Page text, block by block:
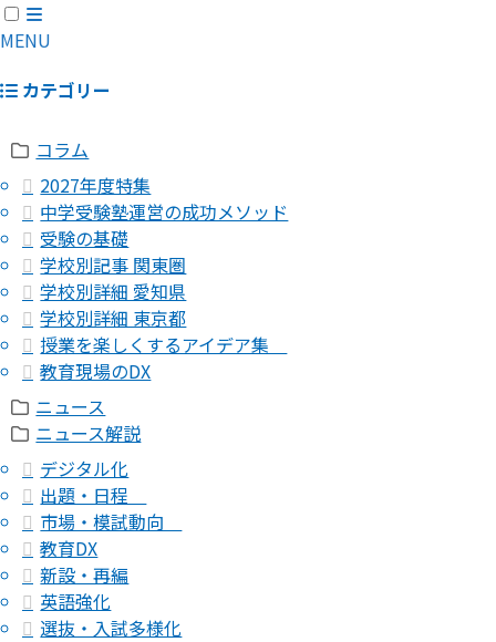
MENU
カテゴリー
コラム
2027年度特集
中学受験塾運営の成功メソッド
受験の基礎
学校別記事 関東圏
学校別詳細 愛知県
学校別詳細 東京都
授業を楽しくするアイデア集
教育現場のDX
ニュース
ニュース解説
デジタル化
出題・日程
市場・模試動向
教育DX
新設・再編
英語強化
選抜・入試多様化